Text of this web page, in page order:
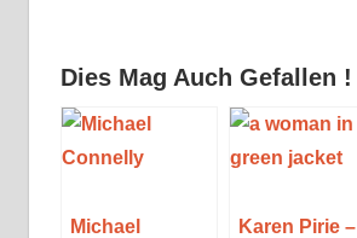
Dies Mag Auch Gefallen !
Michael
Karen Pirie –